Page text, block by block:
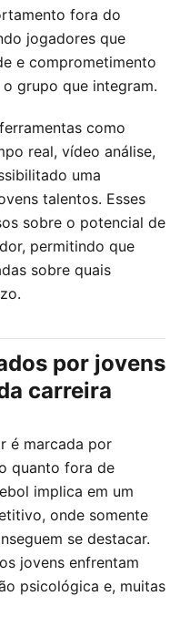
fora do
jogadores que
e comprometimento
grupo que integram.
como
real, vídeo análise,
uma
talentos. Esses
sobre o potencial de
permitindo que
sobre quais
por jovens
carreira
é marcada por
quanto fora de
implica em um
onde somente
se destacar.
jovens enfrentam
psicológica e, muitas